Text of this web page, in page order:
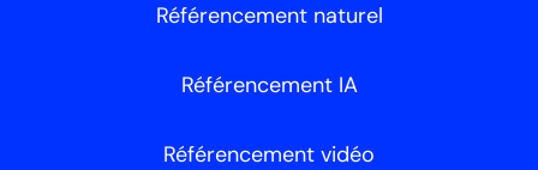
Référencement naturel
Référencement IA
Référencement vidéo